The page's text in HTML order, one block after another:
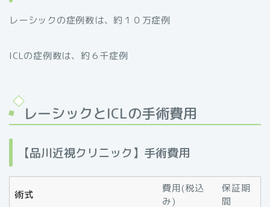
レーシックの症例数は、約１０万症例
ICLの症例数は、約６千症例
レーシックとICLの手術費用
【品川近視クリニック】手術費用
術式
費用(税込
み)
保証期
間